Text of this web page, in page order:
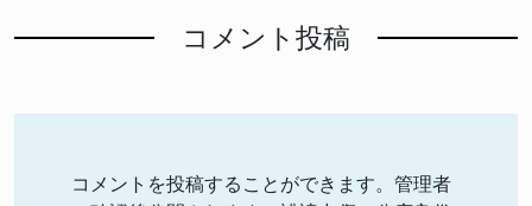
コメント投稿
コメントを投稿することができます。管理者